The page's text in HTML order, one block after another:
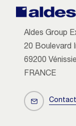
Aldes Group
20 Boulevard
69200
FRANCE